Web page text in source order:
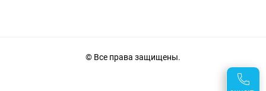
© Все права защищены.